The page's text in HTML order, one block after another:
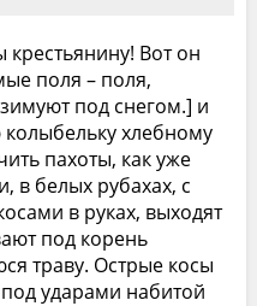
Вот он
поля – поля,
под снегом.] и
хлебному
пахоты, как уже
в белых рубахах, с
в руках, выходят
под корень
траву. Острые косы
ударами набитой